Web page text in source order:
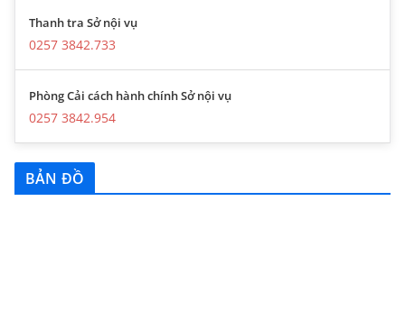
Thanh tra Sở nội vụ
0257 3842.733
Phòng Cải cách hành chính Sở nội vụ
0257 3842.954
BẢN ĐỒ